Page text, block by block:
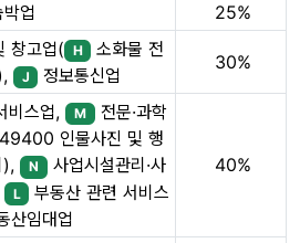
업 25%
창고업( H
소화물 전
J 정보통신업
30%
비스업, M 전문·과학
인물사진 및 행
), N 사업시설관리·사
L
부동산 관련 서비스
산임대업
40%